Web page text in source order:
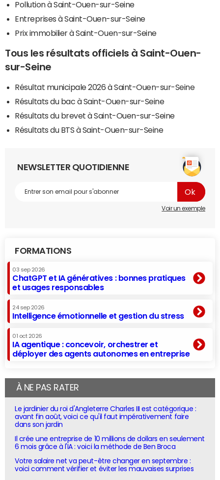
Pollution à Saint-Ouen-sur-Seine
Entreprises à Saint-Ouen-sur-Seine
Prix immobilier à Saint-Ouen-sur-Seine
Tous les résultats officiels à Saint-Ouen-
sur-Seine
Résultat municipale 2026 à Saint-Ouen-sur-Seine
Résultats du bac à Saint-Ouen-sur-Seine
Résultats du brevet à Saint-Ouen-sur-Seine
Résultats du BTS à Saint-Ouen-sur-Seine
NEWSLETTER QUOTIDIENNE
Voir un exemple
FORMATIONS
03 sep 2026
ChatGPT et IA génératives : bonnes pratiques
et usages responsables
24 sep 2026
Intelligence émotionnelle et gestion du stress
01 oct 2026
IA agentique : concevoir, orchestrer et
déployer des agents autonomes en entreprise
À NE PAS RATER
Le jardinier du roi d'Angleterre Charles III est catégorique :
avant fin août, voici ce qu'il faut impérativement faire
dans son jardin
Il crée une entreprise de 10 millions de dollars en seulement
6 mois grâce à l'IA : voici la méthode de Ben Broca
Votre salaire net va peut-être changer en septembre :
voici comment vérifier et éviter les mauvaises surprises